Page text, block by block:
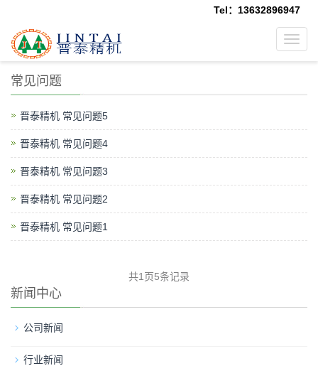
Tel：13632896947
常见问题
晋泰精机 常见问题5
晋泰精机 常见问题4
晋泰精机 常见问题3
晋泰精机 常见问题2
晋泰精机 常见问题1
共1页5条记录
新闻中心
公司新闻
行业新闻